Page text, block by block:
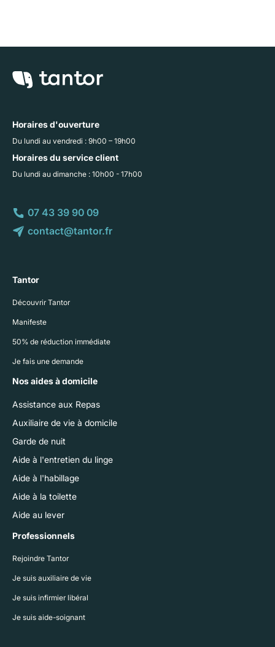
Horaires d'ouverture
Du lundi au vendredi : 9h00 – 19h00
Horaires du service client
Du lundi au dimanche : 10h00 - 17h00
07 43 39 90 09
contact@tantor.fr
Tantor
Découvrir Tantor
Manifeste
50% de réduction immédiate
Je fais une demande
Nos aides à domicile
Assistance aux Repas
Auxiliaire de vie à domicile
Garde de nuit
Aide à l'entretien du linge
Aide à l'habillage
Aide à la toilette
Aide au lever
Professionnels
Rejoindre Tantor
Je suis auxiliaire de vie
Je suis infirmier libéral
Je suis aide-soignant